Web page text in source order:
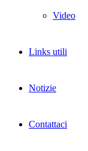
Video
Links utili
Notizie
Contattaci